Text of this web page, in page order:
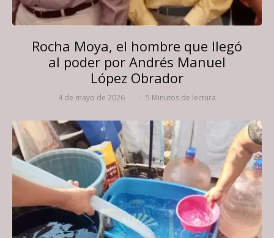
Rocha Moya, el hombre que llegó
al poder por Andrés Manuel
López Obrador
4 de mayo de 2026 · · 5 Minutos de lectura